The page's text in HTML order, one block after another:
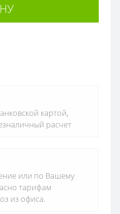
картой,
расчет
или по Вашему
тарифам
из офиса.